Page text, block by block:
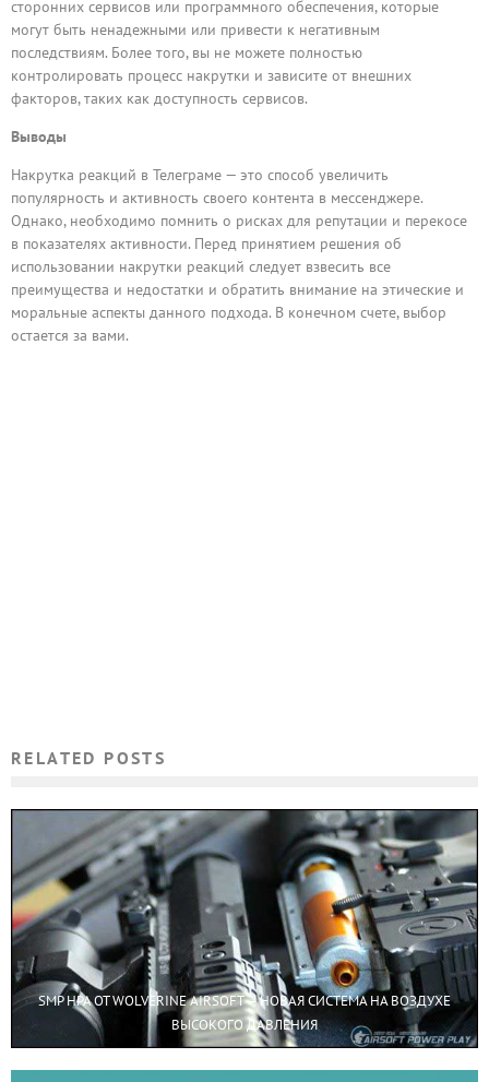
сторонних сервисов или программного обеспечения, которые
могут быть ненадежными или привести к негативным
последствиям. Более того, вы не можете полностью
контролировать процесс накрутки и зависите от внешних
факторов, таких как доступность сервисов.
Выводы
Накрутка реакций в Телеграме — это способ увеличить
популярность и активность своего контента в мессенджере.
Однако, необходимо помнить о рисках для репутации и перекосе
в показателях активности. Перед принятием решения об
использовании накрутки реакций следует взвесить все
преимущества и недостатки и обратить внимание на этические и
моральные аспекты данного подхода. В конечном счете, выбор
остается за вами.
RELATED POSTS
SMP HPA ОТ WOLVERINE AIRSOFT — НОВАЯ СИСТЕМА НА ВОЗДУХЕ
ВЫСОКОГО ДАВЛЕНИЯ